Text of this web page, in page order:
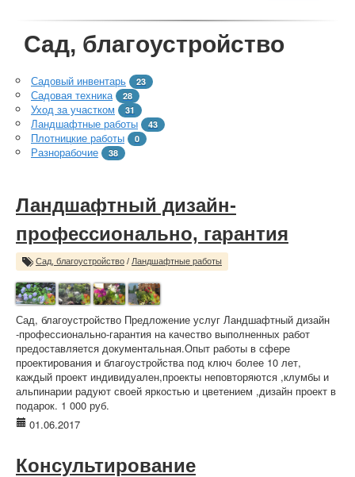
Сад, благоустройство
Садовый инвентарь 23
Садовая техника 28
Уход за участком 31
Ландшафтные работы 43
Плотницкие работы 0
Разнорабочие 38
Ландшафтный дизайн-
профессионально, гарантия
Сад, благоустройство / Ландшафтные работы
Сад, благоустройство Предложение услуг Ландшафтный дизайн
-профессионально-гарантия на качество выполненных работ
предоставляется документальная.Опыт работы в сфере
проектирования и благоустройства под ключ более 10 лет,
каждый проект индивидуален,проекты неповторяются ,клумбы и
альпинарии радуют своей яркостью и цветением ,дизайн проект в
подарок. 1 000 руб.
01.06.2017
Консультирование